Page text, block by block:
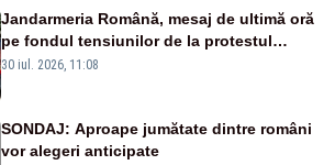
Jandarmeria Română, mesaj de ultimă oră
pe fondul tensiunilor de la protestul
masiv al fermierilor - VIDEO
30 iul. 2026, 11:08
SONDAJ: Aproape jumătate dintre români
vor alegeri anticipate